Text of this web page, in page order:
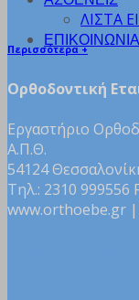
ΛΙΣΤΑ
ΕΠΙΚΟΙΝΩΝΙΑ
Περισσότερα +
Ορθοδοντική
Εργαστήριο
Α.Π.Θ.
54124
Τηλ.: 2310 999556
www.orthoebe.gr